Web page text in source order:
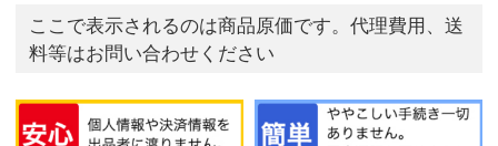
ここで表示されるのは商品原価です。代理費用、送
料等はお問い合わせください